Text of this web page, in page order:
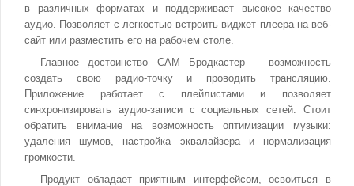
в различных форматах и поддерживает высокое качество
аудио. Позволяет с легкостью встроить виджет плеера на веб-
сайт или разместить его на рабочем столе.
Главное достоинство САМ Бродкастер – возможность
создать свою радио-точку и проводить трансляцию.
Приложение работает с плейлистами и позволяет
синхронизировать аудио-записи с социальных сетей. Стоит
обратить внимание на возможность оптимизации музыки:
удаления шумов, настройка эквалайзера и нормализация
громкости.
Продукт обладает приятным интерфейсом, освоиться в